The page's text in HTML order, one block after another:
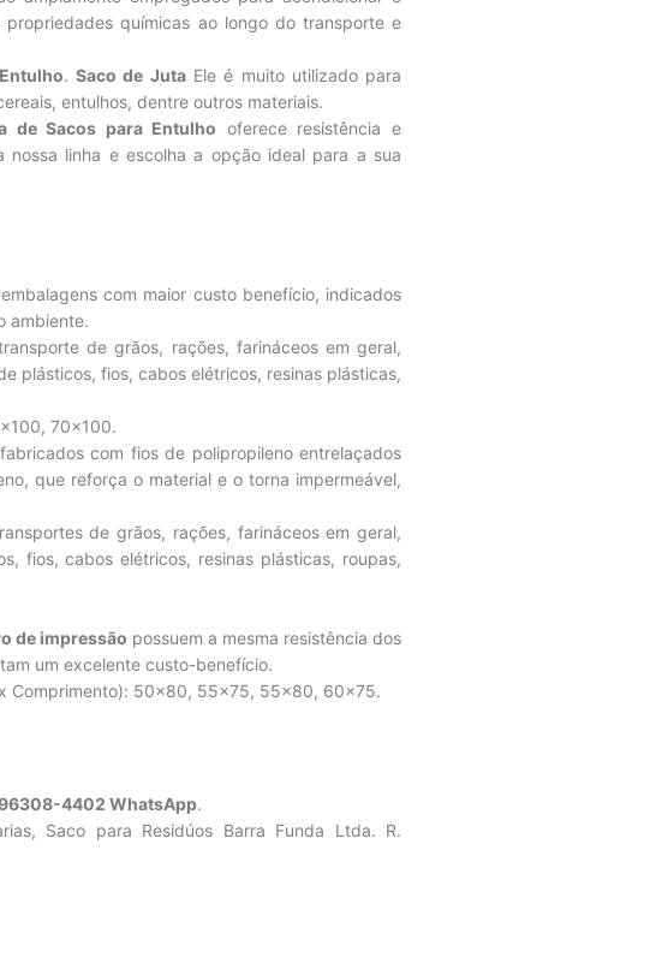
químicas ao longo do transporte e
.Saco de JutaEle é muito utilizado para
entulhos, dentre outros materiais.
de Sacos para Entulho oferece resistência e
linha e escolha a opção ideal para a sua
com maior custo benefício, indicados
ambiente.
de grãos, rações, farináceos em geral,
plásticos, fios, cabos elétricos, resinas plásticas,
70×100.
com fios de polipropileno entrelaçados
que reforça o material e o torna impermeável,
de grãos, rações, farináceos em geral,
fios, cabos elétricos, resinas plásticas, roupas,
de impressão possuem a mesma resistência dos
um excelente custo-benefício.
Comprimento): 50×80, 55×75, 55×80, 60×75.
4402 WhatsApp.
Saco para Residúos Barra Funda Ltda. R.